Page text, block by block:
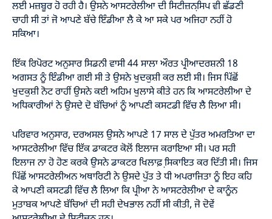
ਲਈ ਮਜ਼ਬੂਰ ਹੋ ਰਹੀ ਹੈ। ਉਸਨੇ ਆਸਟਰੇਲੀਆ ਦੀ ਸਿਟੀਜ਼ਨਸਿ਼ਪ ਵੀ ਛੱਡਣੀ
ਚਾਹੀ ਸੀ ਤਾਂ ਜੋ ਆਪਣੇ ਬੱਚੇ ਇੰਡੀਆ ਲੈ ਕੇ ਆ ਸਕੇ ਪਰ ਅਜਿਹਾ ਨਹੀਂ ਹੋ
ਸਕਿਆ।
ਇੱਕ ਰਿਪੋਰਟ ਅਨੁਸਾਰ ਸਿਡਨੀ ਵਾਸੀ 44 ਸਾਲਾ ਔਰਤ ਪ੍ਰੀਆਦਰਸ਼ਨੀ 18
ਅਗਸਤ ਨੂੰ ਇੰਡੀਆ ਗਈ ਸੀ ਤੇ ਉਸਨੇ ਖੁਦਕੁਸ਼ੀ ਕਰ ਲਈ ਸੀ। ਜਿਸ ਪਿੱਛੋਂ
ਖੁਦਕੁਸ਼ੀ ਨੋਟ ਰਾਹੀਂ ਉਸਨੇ ਕਈ ਅਹਿਮ ਖੁਲਾਸੇ ਕੀਤੇ ਹਨ ਕਿ ਆਸਟਰੇਲੀਆ ਦੇ
ਅਧਿਕਾਰੀਆਂ ਨੇ ਉਸਦੇ ਦੋ ਬੱਚਿਆਂ ਨੂੰ ਆਪਣੀ ਕਸਟਡੀ ਵਿੱਚ ਲੈ ਲਿਆ ਸੀ।
ਪਰਿਵਾਰ ਅਨੁਸਾਰ, ਦਰਅਸਲ ਉਸਨੇ ਆਪਣੇ 17 ਸਾਲ ਦੇ ਪੁੱਤਰ ਅਮਰਤਿਆ ਦਾ
ਆਸਟਰੇਲੀਆ ਵਿੱਚ ਇੱਕ ਡਾਕਟਰ ਕੋਲੋਂ ਇਲਾਜ ਕਰਾਇਆ ਸੀ। ਪਰ ਸਹੀ
ਇਲਾਜ ਨਾ ਹੋ ਹੋਣ ਕਰਕੇ ਉਸਨੇ ਡਾਕਟਰ ਖਿਲਾਫ਼ ਸਿ਼ਕਾਇਤ ਕਰ ਦਿੱਤੀ ਸੀ। ਜਿਸ
ਪਿੱਛੋਂ ਆਸਟਰੇਲੀਅਨ ਅਥਾਰਿਟੀ ਨੇ ਉਸਦੇ ਪੁੱਤ ਤੇ ਧੀ ਅਪਰਾਜਿਤਾ ਨੂੰ ਇਹ ਕਹਿ
ਕੇ ਆਪਣੀ ਕਸਟਡੀ ਵਿੱਚ ਲੈ ਲਿਆ ਕਿ ਪ੍ਰੀਆ ਨੇ ਆਸਟਰੇਲੀਆ ਦੇ ਕਾਨੂੰਨ
ਮੁਤਾਬਕ ਆਪਣੇ ਬੱਚਿਆਂ ਦੀ ਸਹੀ ਦੇਖਭਾਲ ਨਹੀਂ ਸੀ ਕੀਤੀ, ਜੋ ਦੋਵੇਂ